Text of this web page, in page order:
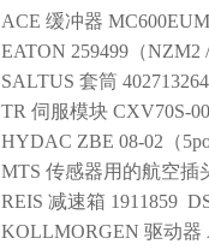
ACE 缓冲器 MC600EUM
EATON 259499（NZM2
SALTUS 套筒
TR 伺服模块 CXV70S-
HYDAC ZBE 08-02（
MTS 传感器用的航空插
REIS 减速箱 1911859
KOLLMORGEN 驱动器